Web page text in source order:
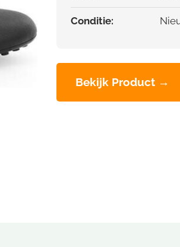
Conditie:
Bekijk Product →